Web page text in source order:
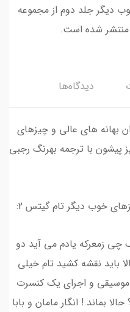
دیگر جلد دوم از مجموعه
منتشر شده است.
دیدگاه‌ها
بهانه های عالی و چیزهای
پیشون با ترجمه بهرنگ رجبی
خوب دیگر تام گیتس 2:
چی زمعرکه یادم می آید دو
باید نقشه کشید تام خیلی
موسیقی و اجرای یک کنسرت
بماند.! انگار مامان و بابا